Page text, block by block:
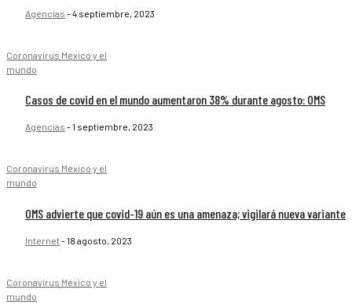
Agencias -4 septiembre, 2023
Coronavirus México y el
mundo
Casos de covid en el mundo aumentaron 38% durante agosto: OMS
Agencias -1 septiembre, 2023
Coronavirus México y el
mundo
OMS advierte que covid-19 aún es una amenaza; vigilará nueva variante
Internet-18 agosto, 2023
Coronavirus México y el
mundo